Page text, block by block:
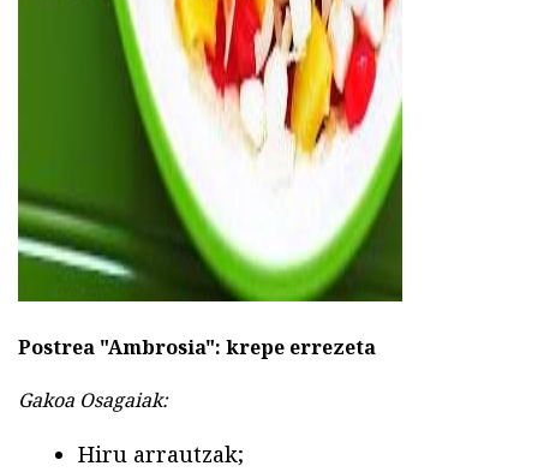
Postrea "Ambrosia": krepe errezeta
Gakoa Osagaiak:
Hiru arrautzak;